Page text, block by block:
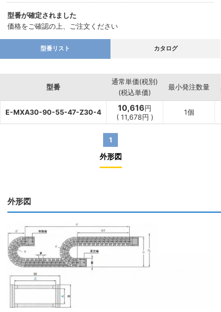
型番が確定されました
価格をご確認の上、ご注文ください
型番リスト カタログ
型番
通常単価(税別)
(税込単価)
最小発注数量
E-MXA30-90-55-47-Z30-4 10,616円
( 11,678円 )
1個
1
外形図
外形図